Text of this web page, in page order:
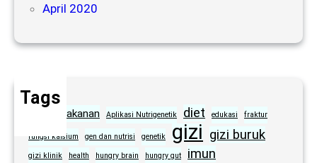
April 2020
Tags
alergi makanan Aplikasi Nutrigenetik diet edukasi fraktur
fungsi kalsium gen dan nutrisi genetik gizi gizi buruk
gizi klinik health hungry brain hungry gut imun